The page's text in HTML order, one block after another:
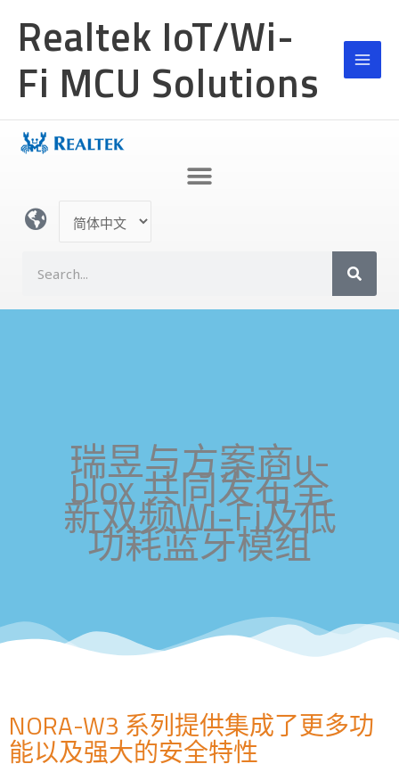
Realtek IoT/Wi-
Fi MCU Solutions
言
a
瑞昱与方案商u-
blox 共同发布全
新双频Wi-Fi及低
功耗蓝牙模组
NORA-W3 系列提供集成了更多功
能以及强大的安全特性